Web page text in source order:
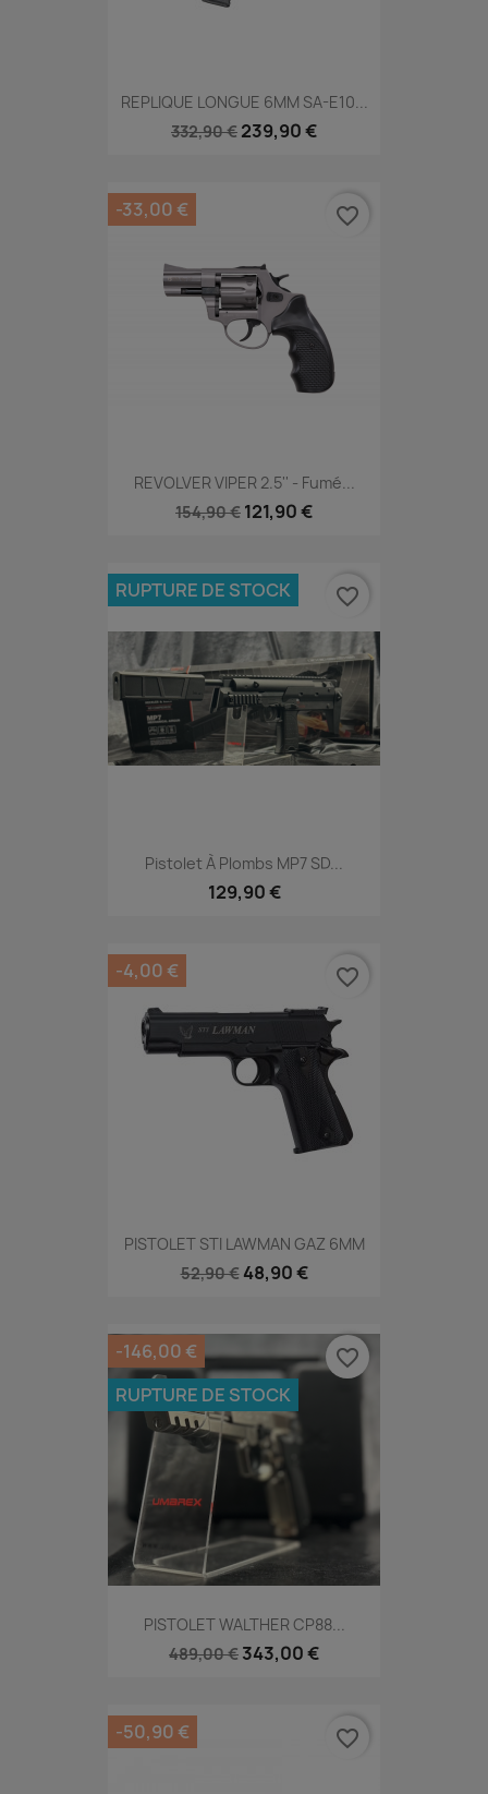
REPLIQUE LONGUE 6MM SA-E10...
332,90 € 239,90 €
REVOLVER VIPER 2.5'' - Fumé...
154,90 € 121,90 €
-33,00 € favorite_border
Pistolet À Plombs MP7 SD...
129,90 €
RUPTURE DE STOCK favorite_border
PISTOLET STI LAWMAN GAZ 6MM
52,90 € 48,90 €
-4,00 € favorite_border
PISTOLET WALTHER CP88...
489,00 € 343,00 €
-146,00 €
RUPTURE DE STOCK
favorite_border
-50,90 € favorite_border